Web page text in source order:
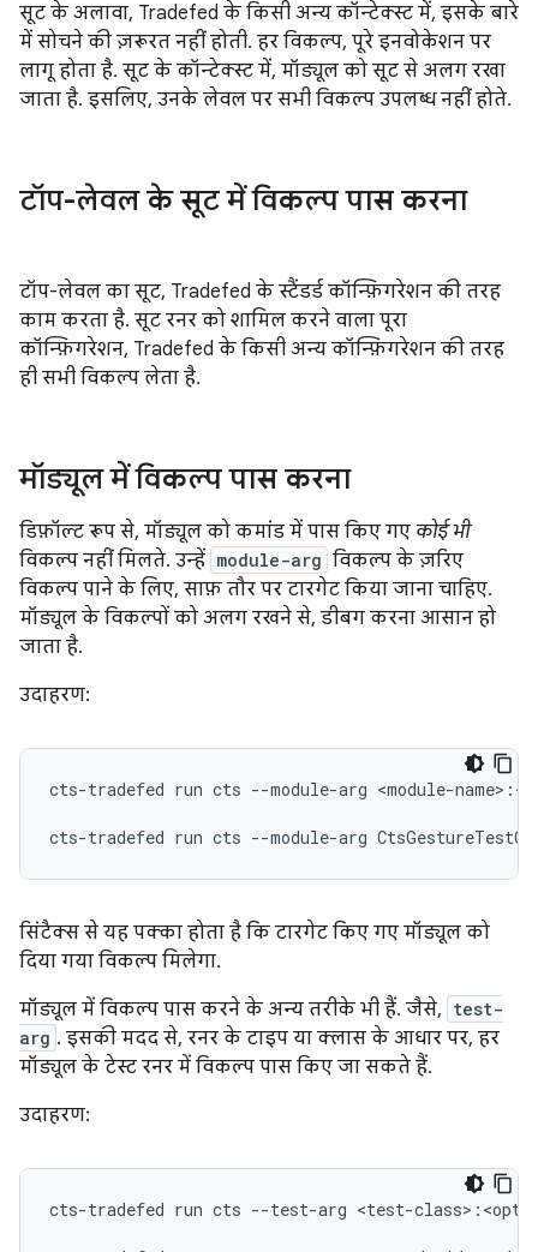
सूट के अलावा, Tradefed के किसी अन्य कॉन्टेक्स्ट में, इसके बारे
में सोचने की ज़रूरत नहीं होती. हर विकल्प, पूरे इनवोकेशन पर
लागू होता है. सूट के कॉन्टेक्स्ट में, मॉड्यूल को सूट से अलग रखा
जाता है. इसलिए, उनके लेवल पर सभी विकल्प उपलब्ध नहीं होते.
टॉप-लेवल के सूट में विकल्प पास करना
टॉप-लेवल का सूट, Tradefed के स्टैंडर्ड कॉन्फ़िगरेशन की तरह
काम करता है. सूट रनर को शामिल करने वाला पूरा
कॉन्फ़िगरेशन, Tradefed के किसी अन्य कॉन्फ़िगरेशन की तरह
ही सभी विकल्प लेता है.
मॉड्यूल में विकल्प पास करना
डिफ़ॉल्ट रूप से, मॉड्यूल को कमांड में पास किए गए कोई भी
विकल्प नहीं मिलते. उन्हें module-arg विकल्प के ज़रिए
विकल्प पाने के लिए, साफ़ तौर पर टारगेट किया जाना चाहिए.
मॉड्यूल के विकल्पों को अलग रखने से, डीबग करना आसान हो
जाता है.
उदाहरण:
cts-tradefed run cts --module-arg <module-
cts-tradefed run cts --module-arg
सिंटैक्स से यह पक्का होता है कि टारगेट किए गए मॉड्यूल को
दिया गया विकल्प मिलेगा.
मॉड्यूल में विकल्प पास करने के अन्य तरीके भी हैं. जैसे, test-
arg . इसकी मदद से, रनर के टाइप या क्लास के आधार पर, हर
मॉड्यूल के टेस्ट रनर में विकल्प पास किए जा सकते हैं.
उदाहरण:
cts-tradefed run cts --test-arg <test-